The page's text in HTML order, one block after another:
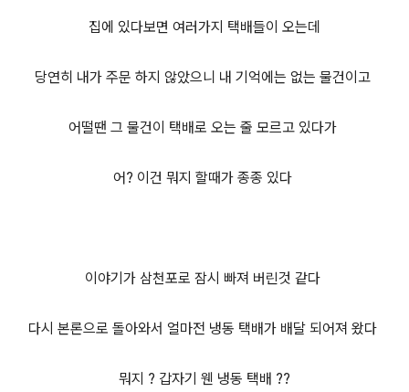
집에 있다보면 여러가지 택배들이 오는데
당연히 내가 주문 하지 않았으니 내 기억에는 없는 물건이고
어떨땐 그 물건이 택배로 오는 줄 모르고 있다가
어? 이건 뭐지 할때가 종종 있다
이야기가 삼천포로 잠시 빠져 버린것 같다
다시 본론으로 돌아와서 얼마전 냉동 택배가 배달 되어져 왔다
뭐지 ? 갑자기 웬 냉동 택배 ??